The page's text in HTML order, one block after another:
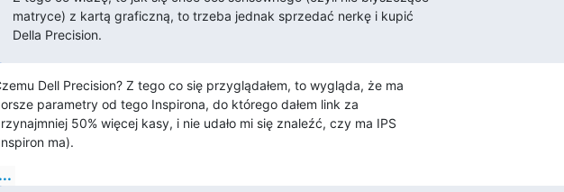
matryce) z kartą graficzną, to trzeba jednak sprzedać nerkę i kupić
Della Precision.
Dell Precision? Z tego co się przyglądałem, to wygląda, że ma
parametry od tego Inspirona, do którego dałem link za
50% więcej kasy, i nie udało mi się znaleźć, czy ma IPS
ma).
...